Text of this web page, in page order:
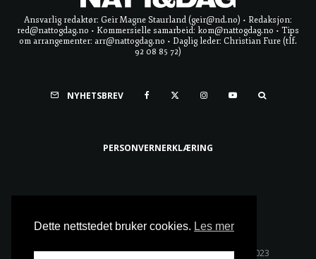
Ansvarlig redaktør: Geir Magne Staurland (geir@nd.no) • Redaksjon:
red@nattogdag.no • Kommersielle samarbeid: kom@nattogdag.no • Tips
om arrangementer: arr@nattogdag.no • Daglig leder: Christian Fure (tlf.
92 08 85 72)
NYHETSBREV
PERSONVERNERKLÆRING
Alle rettigheter reservert • Copyright © Natt & Dag 2023
Dette nettstedet bruker cookies. Les mer